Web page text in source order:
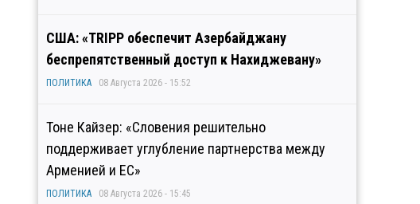
США: «TRIPP обеспечит Азербайджану
беспрепятственный доступ к Нахиджевану»
ПОЛИТИКА 08 Августа 2026 - 15:52
Тоне Кайзер: «Словения решительно
поддерживает углубление партнерства между
Арменией и ЕС»
ПОЛИТИКА 08 Августа 2026 - 15:45